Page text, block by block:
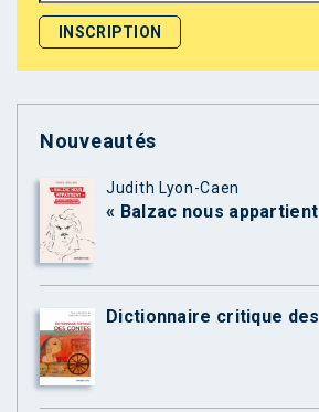
Nouveautés
Judith Lyon-Caen
« Balzac nous
Dictionnaire critique